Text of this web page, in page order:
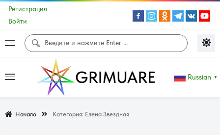
Регистрация
Войти
Russian ▼
Начало Категория: Елена Звездная